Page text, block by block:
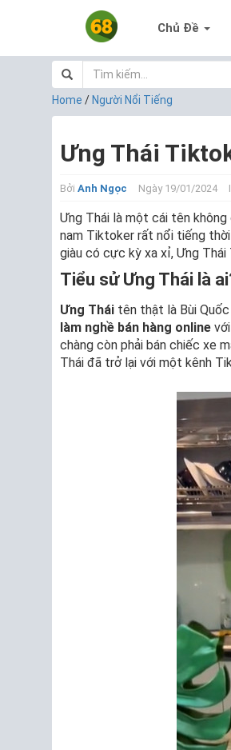
Chủ Đề
Home / Người Nổi Tiếng
Ưng Thái
Bởi Anh Ngọc Ngày 19/01/2024
Ưng Thái là một cái tên
nam Tiktoker rất nổi tiếng
giàu có cực kỳ xa xỉ, Ưng
Tiểu sử Ưng Thái là
Ưng Thái tên thật là Bùi
làm nghề bán hàng online
chàng còn phải bán chiếc xe
Thái đã trở lại với một kênh